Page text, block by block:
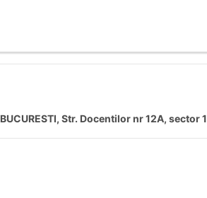
BUCURESTI, Str. Docentilor nr 12A, sector 1